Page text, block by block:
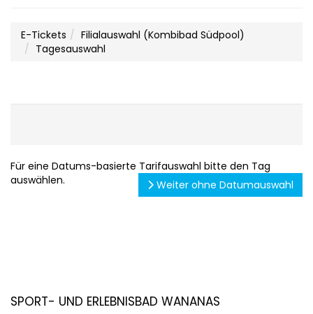
E-Tickets
Filialauswahl (Kombibad Südpool)
Tagesauswahl
Für eine Datums-basierte Tarifauswahl bitte den Tag
auswählen.
Weiter ohne Datumauswahl
Sport- und Erlebnisbad Wananas